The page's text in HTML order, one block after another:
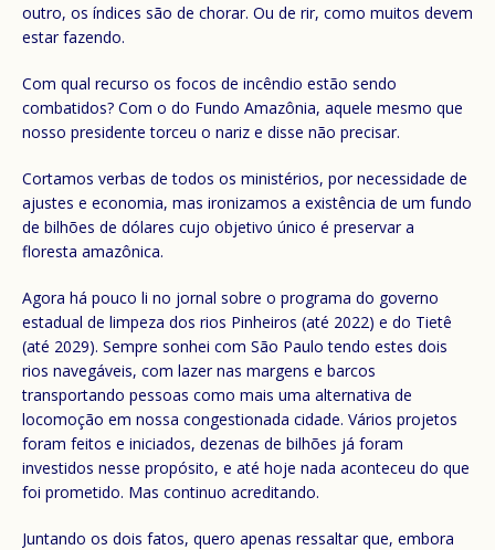
outro, os índices são de chorar. Ou de rir, como muitos devem
estar fazendo.
Com qual recurso os focos de incêndio estão sendo
combatidos? Com o do Fundo Amazônia, aquele mesmo que
nosso presidente torceu o nariz e disse não precisar.
Cortamos verbas de todos os ministérios, por necessidade de
ajustes e economia, mas ironizamos a existência de um fundo
de bilhões de dólares cujo objetivo único é preservar a
floresta amazônica.
Agora há pouco li no jornal sobre o programa do governo
estadual de limpeza dos rios Pinheiros (até 2022) e do Tietê
(até 2029). Sempre sonhei com São Paulo tendo estes dois
rios navegáveis, com lazer nas margens e barcos
transportando pessoas como mais uma alternativa de
locomoção em nossa congestionada cidade. Vários projetos
foram feitos e iniciados, dezenas de bilhões já foram
investidos nesse propósito, e até hoje nada aconteceu do que
foi prometido. Mas continuo acreditando.
Juntando os dois fatos, quero apenas ressaltar que, embora